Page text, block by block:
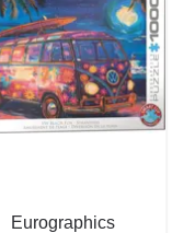
Eurographics